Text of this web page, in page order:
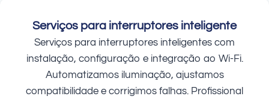
Serviços para interruptores inteligente
Serviços para interruptores inteligentes com
instalação, configuração e integração ao Wi-Fi.
Automatizamos iluminação, ajustamos
compatibilidade e corrigimos falhas. Profissional